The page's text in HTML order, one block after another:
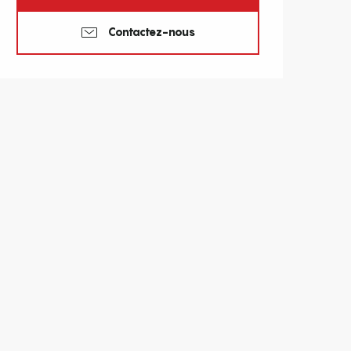
Contactez-nous